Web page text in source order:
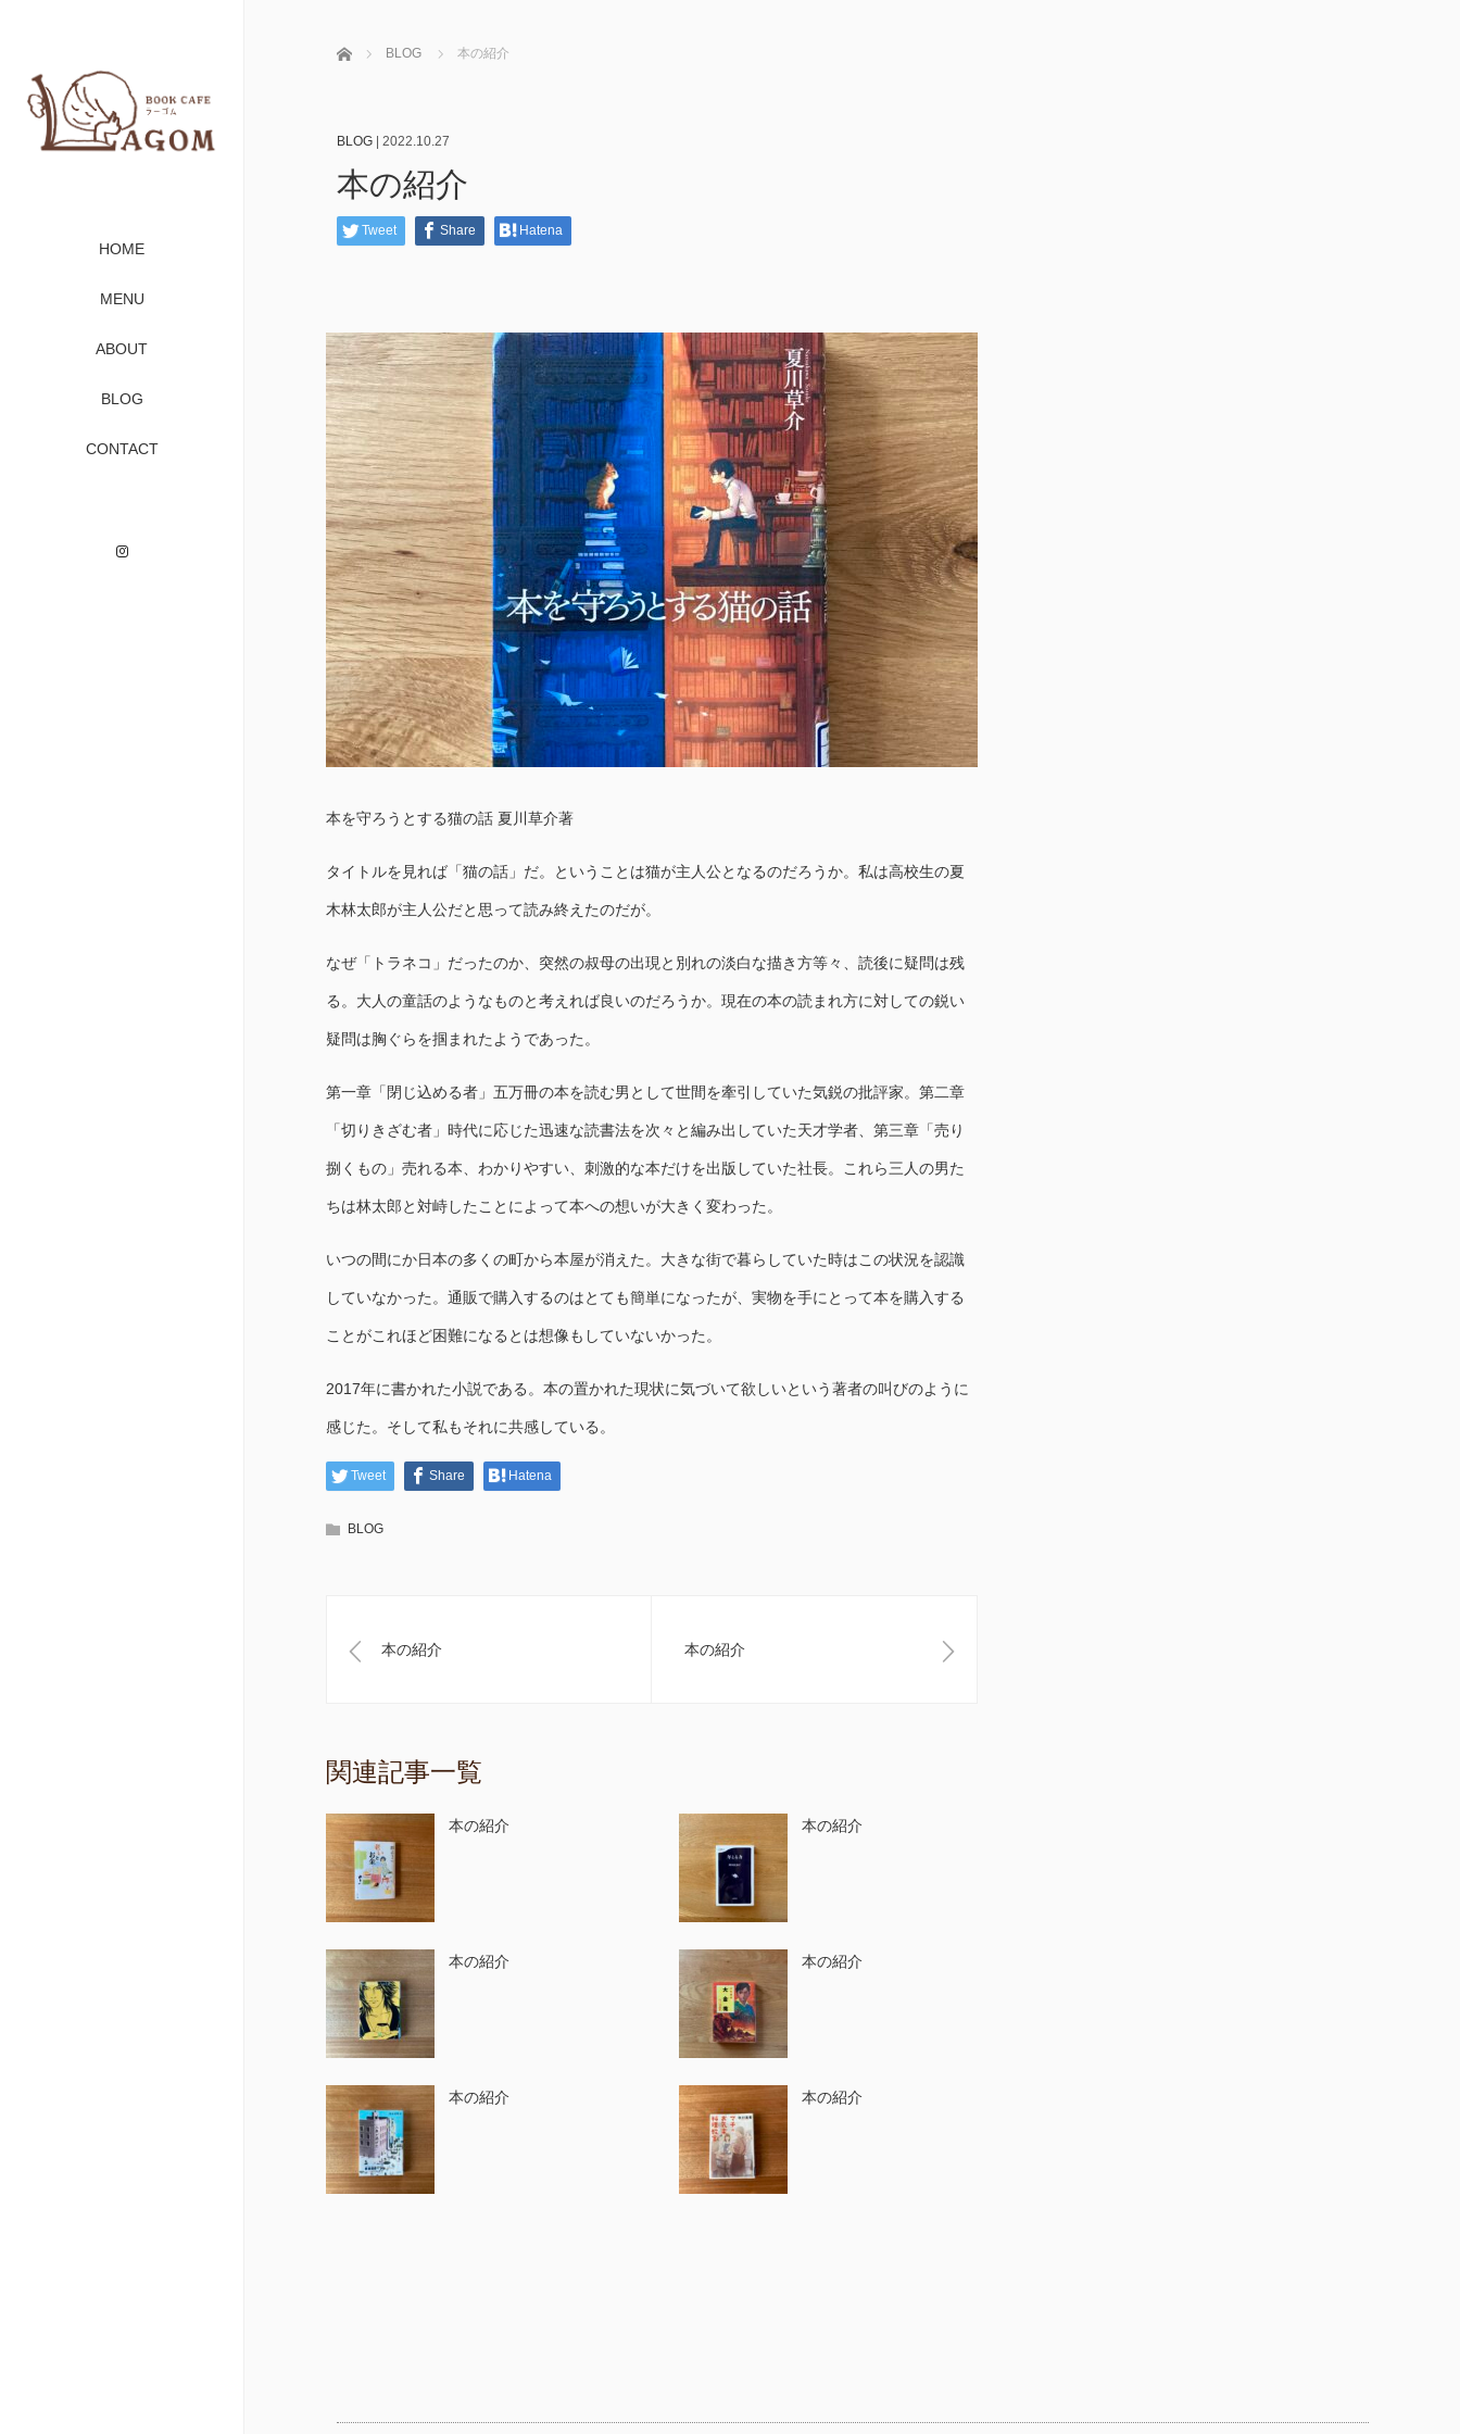
HOME
MENU
ABOUT
BLOG
CONTACT
ホーム BLOG 本の紹介
BLOG| 2022.10.27
本の紹介
Tweet Share Hatena
本を守ろうとする猫の話 夏川草介著
タイトルを見れば「猫の話」だ。ということは猫が主人公となるのだろうか。私は高校生の夏
木林太郎が主人公だと思って読み終えたのだが。
なぜ「トラネコ」だったのか、突然の叔母の出現と別れの淡白な描き方等々、読後に疑問は残
る。大人の童話のようなものと考えれば良いのだろうか。現在の本の読まれ方に対しての鋭い
疑問は胸ぐらを掴まれたようであった。
第一章「閉じ込める者」五万冊の本を読む男として世間を牽引していた気鋭の批評家。第二章
「切りきざむ者」時代に応じた迅速な読書法を次々と編み出していた天才学者、第三章「売り
捌くもの」売れる本、わかりやすい、刺激的な本だけを出版していた社長。これら三人の男た
ちは林太郎と対峙したことによって本への想いが大きく変わった。
いつの間にか日本の多くの町から本屋が消えた。大きな街で暮らしていた時はこの状況を認識
していなかった。通販で購入するのはとても簡単になったが、実物を手にとって本を購入する
ことがこれほど困難になるとは想像もしていないかった。
2017年に書かれた小説である。本の置かれた現状に気づいて欲しいという著者の叫びのように
感じた。そして私もそれに共感している。
Tweet Share Hatena
BLOG
本の紹介 本の紹介
関連記事一覧
本の紹介 本の紹介
本の紹介 本の紹介
本の紹介 本の紹介